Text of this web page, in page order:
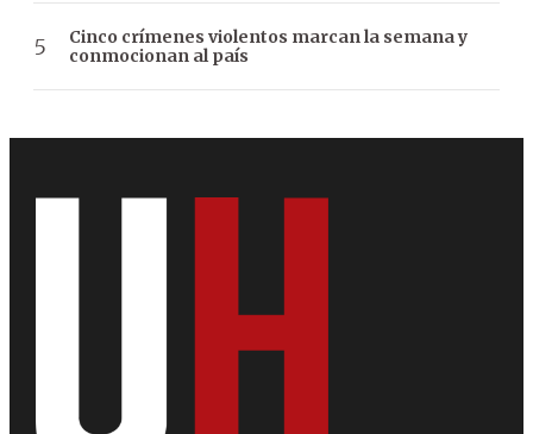
Cinco crímenes violentos marcan la semana y
conmocionan al país